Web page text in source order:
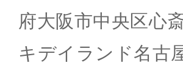
府大阪市中央区心
キデイランド名古